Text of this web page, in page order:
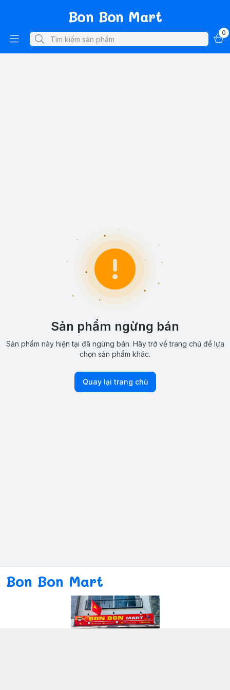
Bon Bon Mart
0
Sản phẩm ngừng bán
Sản phẩm này hiện tại đã ngừng bán. Hãy trở về trang chủ để lựa
chọn sản phẩm khác.
Quay lại trang chủ
Bon Bon Mart